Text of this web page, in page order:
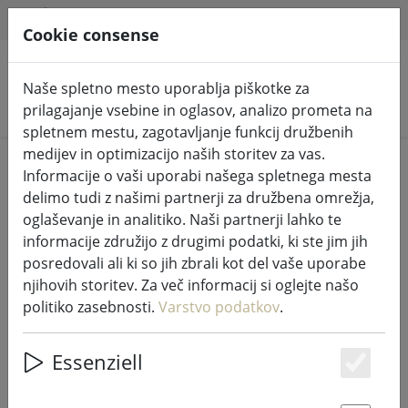
Iskanje izdelkov
Login
Sign in with Google
Login with your Data
Cookie consense
Naše spletno mesto uporablja piškotke za
prilagajanje vsebine in oglasov, analizo prometa na
spletnem mestu, zagotavljanje funkcij družbenih
medijev in optimizacijo naših storitev za vas.
Informacije o vaši uporabi našega spletnega mesta
delimo tudi z našimi partnerji za družbena omrežja,
oglaševanje in analitiko. Naši partnerji lahko te
informacije združijo z drugimi podatki, ki ste jim jih
posredovali ali ki so jih zbrali kot del vaše uporabe
njihovih storitev. Za več informacij si oglejte našo
politiko zasebnosti. Varstvo podatkov.
Essenziell